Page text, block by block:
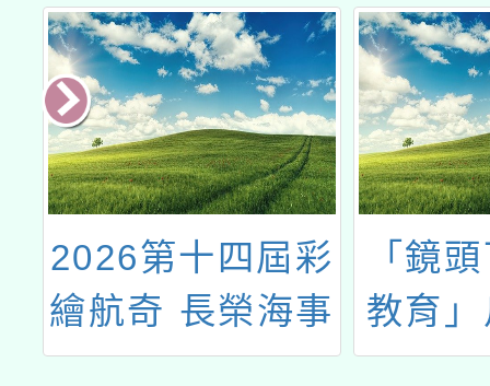
2026第十四屆彩
繪航奇 長榮海事
繪畫比賽
「鏡
教育
攝影